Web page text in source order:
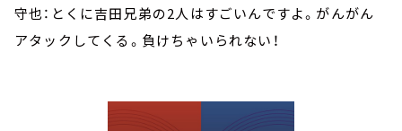
守也：とくに吉田兄弟の2人はすごいんですよ。がんがん
アタックしてくる。負けちゃいられない！